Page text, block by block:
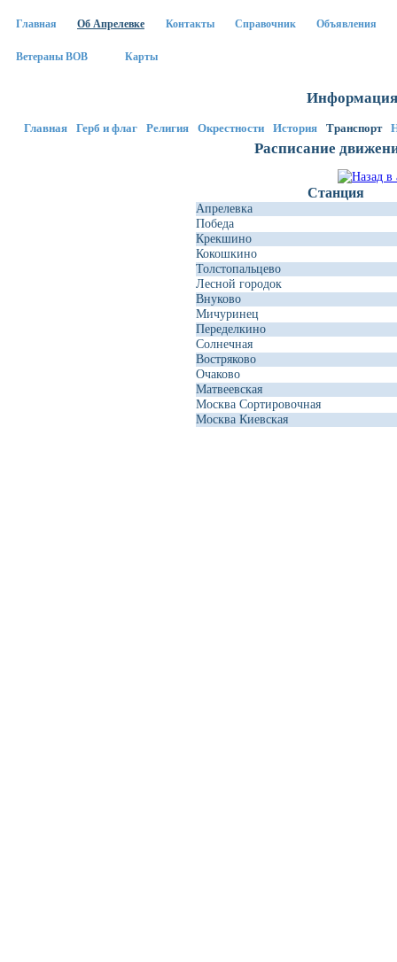
Главная Об Апрелевке Контакты Справочник Объявления
Ветераны ВОВ Карты
Информация
Главная Герб и флаг Религия Окрестности История Транспорт
Расписание
Станция
Апрелевка
Победа
Крекшино
Кокошкино
Толстопальцево
Лесной городок
Внуково
Мичуринец
Переделкино
Солнечная
Востряково
Очаково
Матвеевская
Москва Сортировочная
Москва Киевская